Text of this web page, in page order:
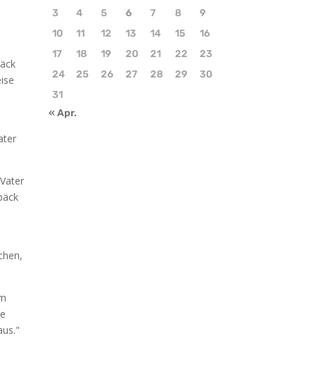
3
4 5 6 7 8
9
10
11 12 13 14 15
16
17
18 19 20 21 22
23
24
25 26 27 28 29
30
31
« Apr.